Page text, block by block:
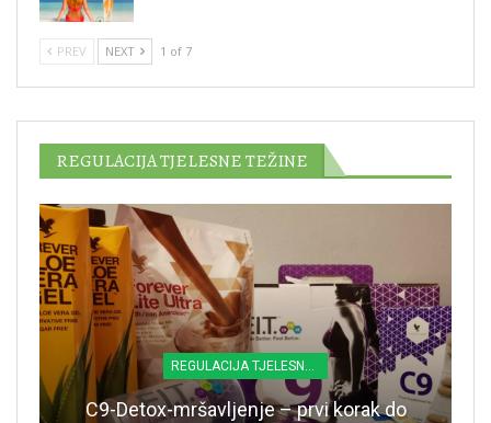
PREV NEXT 1 of 7
REGULACIJA TJELESNE TEŽINE
C9-Detox-mršavljenje – prvi korak do